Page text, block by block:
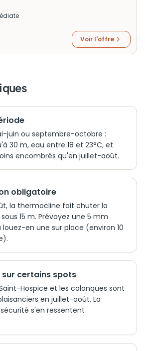
Voir l'offre
juin ou septembre-octobre :
30 m, eau entre 18 et 23°C, et
encombrés qu'en juillet-août.
obligatoire
la thermocline fait chuter la
15 m. Prévoyez une 5 mm
en une sur place (environ 10
sur certains spots
Hospice et les calanques sont
en juillet-août. La
s'en ressentent